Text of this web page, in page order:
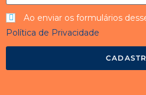
Ao enviar os formulários
Política de Privacidade